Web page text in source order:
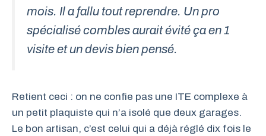
mois. Il a fallu tout reprendre. Un pro
spécialisé combles aurait évité ça en 1
visite et un devis bien pensé.
Retient ceci : on ne confie pas une ITE complexe à
un petit plaquiste qui n’a isolé que deux garages.
Le bon artisan, c’est celui qui a déjà réglé dix fois le